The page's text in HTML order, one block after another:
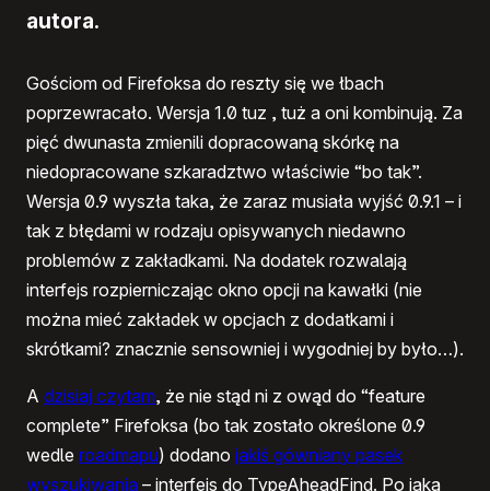
autora.
Gościom od Firefoksa do reszty się we łbach
poprzewracało. Wersja 1.0 tuz , tuż a oni kombinują. Za
pięć dwunasta zmienili dopracowaną skórkę na
niedopracowane szkaradztwo właściwie “bo tak”.
Wersja 0.9 wyszła taka, że zaraz musiała wyjść 0.9.1 – i
tak z błędami w rodzaju opisywanych niedawno
problemów z zakładkami. Na dodatek rozwalają
interfejs rozpierniczając okno opcji na kawałki (nie
można mieć zakładek w opcjach z dodatkami i
skrótkami? znacznie sensowniej i wygodniej by było…).
A dzisiaj czytam, że nie stąd ni z owąd do “feature
complete” Firefoksa (bo tak zostało określone 0.9
wedle roadmapu) dodano jakiś gówniany pasek
wyszukiwania – interfejs do TypeAheadFind. Po jaką